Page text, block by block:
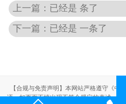
上一篇：已经是 条了
下一篇：已经是 一条了
【合规与免责声明】本网站严格遵守《中
语。如页面不慎出现不符合规定的表述，敬